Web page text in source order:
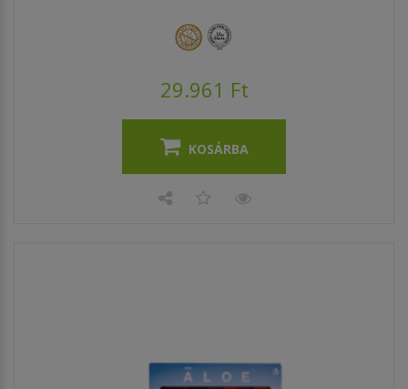
29.961 Ft
KOSÁRBA